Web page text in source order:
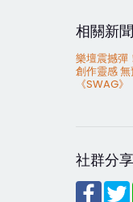
相關新聞
樂壇震撼彈
創作靈感
《SWAG》
社群分享